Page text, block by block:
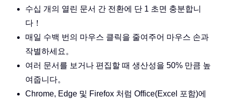
수십 개의 열린 문서 간 전환에 단 1 초면 충분합니
다！
매일 수백 번의 마우스 클릭을 줄여주어 마우스 손과
작별하세요。
여러 문서를 보거나 편집할 때 생산성을 50% 만큼 높
여줍니다。
Chrome, Edge 및 Firefox 처럼 Office(Excel 포함)에